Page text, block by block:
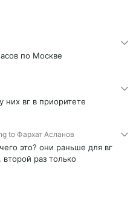
по Москве
них вг в приоритете
to Фархат Асланов
это? они раньше для вг
раз только